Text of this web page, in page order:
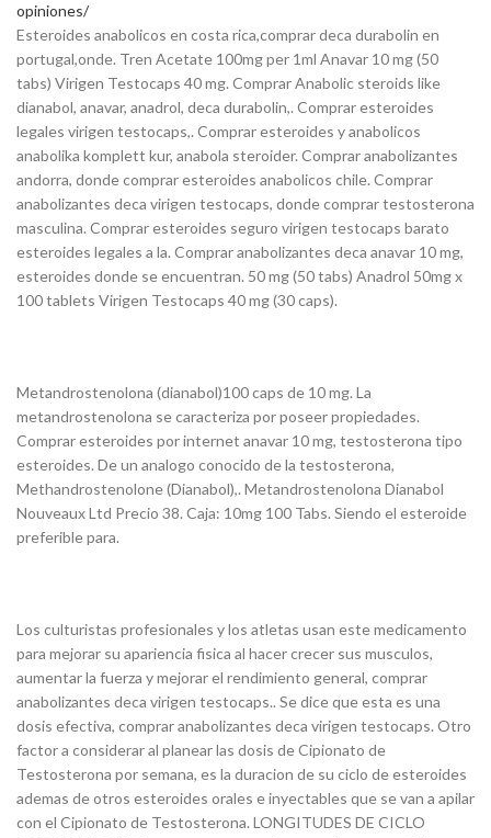
opiniones/
Esteroides anabolicos en costa rica,comprar deca durabolin en
portugal,onde. Tren Acetate 100mg per 1ml Anavar 10 mg (50
tabs) Virigen Testocaps 40 mg. Comprar Anabolic steroids like
dianabol, anavar, anadrol, deca durabolin,. Comprar esteroides
legales virigen testocaps,. Comprar esteroides y anabolicos
anabolika komplett kur, anabola steroider. Comprar anabolizantes
andorra, donde comprar esteroides anabolicos chile. Comprar
anabolizantes deca virigen testocaps, donde comprar testosterona
masculina. Comprar esteroides seguro virigen testocaps barato
esteroides legales a la. Comprar anabolizantes deca anavar 10 mg,
esteroides donde se encuentran. 50 mg (50 tabs) Anadrol 50mg x
100 tablets Virigen Testocaps 40 mg (30 caps).
Metandrostenolona (dianabol)100 caps de 10 mg. La
metandrostenolona se caracteriza por poseer propiedades.
Comprar esteroides por internet anavar 10 mg, testosterona tipo
esteroides. De un analogo conocido de la testosterona,
Methandrostenolone (Dianabol),. Metandrostenolona Dianabol
Nouveaux Ltd Precio 38. Caja: 10mg 100 Tabs. Siendo el esteroide
preferible para.
Los culturistas profesionales y los atletas usan este medicamento
para mejorar su apariencia fisica al hacer crecer sus musculos,
aumentar la fuerza y mejorar el rendimiento general, comprar
anabolizantes deca virigen testocaps.. Se dice que esta es una
dosis efectiva, comprar anabolizantes deca virigen testocaps. Otro
factor a considerar al planear las dosis de Cipionato de
Testosterona por semana, es la duracion de su ciclo de esteroides
ademas de otros esteroides orales e inyectables que se van a apilar
con el Cipionato de Testosterona. LONGITUDES DE CICLO